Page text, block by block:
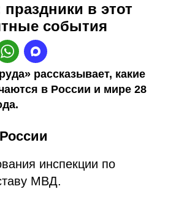
в этот
события
рассказывает, какие
в России и мире 28
инспекции по
МВД.